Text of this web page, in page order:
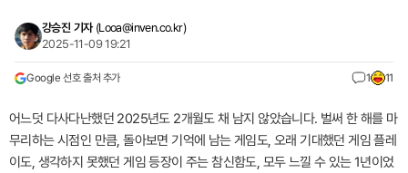
강승진 기자 (Looa@inven.co.kr)
2025-11-09 19:21
Google 선호 출처 추가 1 11
어느덧 다사다난했던 2025년도 2개월도 채 남지 않았습니다. 벌써 한 해를 마
무리하는 시점인 만큼, 돌아보면 기억에 남는 게임도, 오래 기대했던 게임 플레
이도, 생각하지 못했던 게임 등장이 주는 참신함도, 모두 느낄 수 있는 1년이었